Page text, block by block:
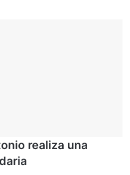
realiza una